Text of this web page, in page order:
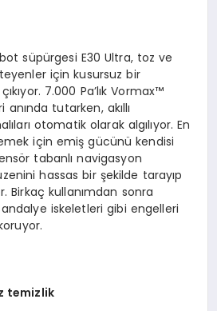
süpürgesi E30 Ultra, toz ve
için kusursuz bir
7.000 Pa’lık Vormax™
tutarken, akıllı
otomatik olarak algılıyor. En
için emiş gücünü kendisi
tabanlı navigasyon
hassas bir şekilde tarayıp
Birkaç kullanımdan sonra
iskeletleri gibi engelleri
temizlik